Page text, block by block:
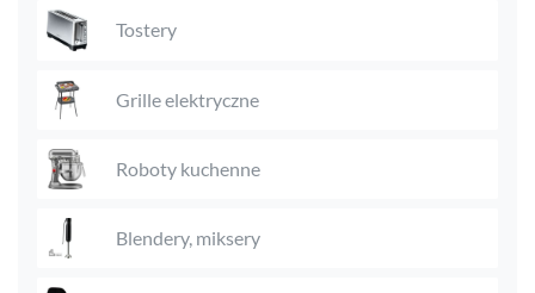
Tostery
Grille elektryczne
Roboty kuchenne
Blendery, miksery